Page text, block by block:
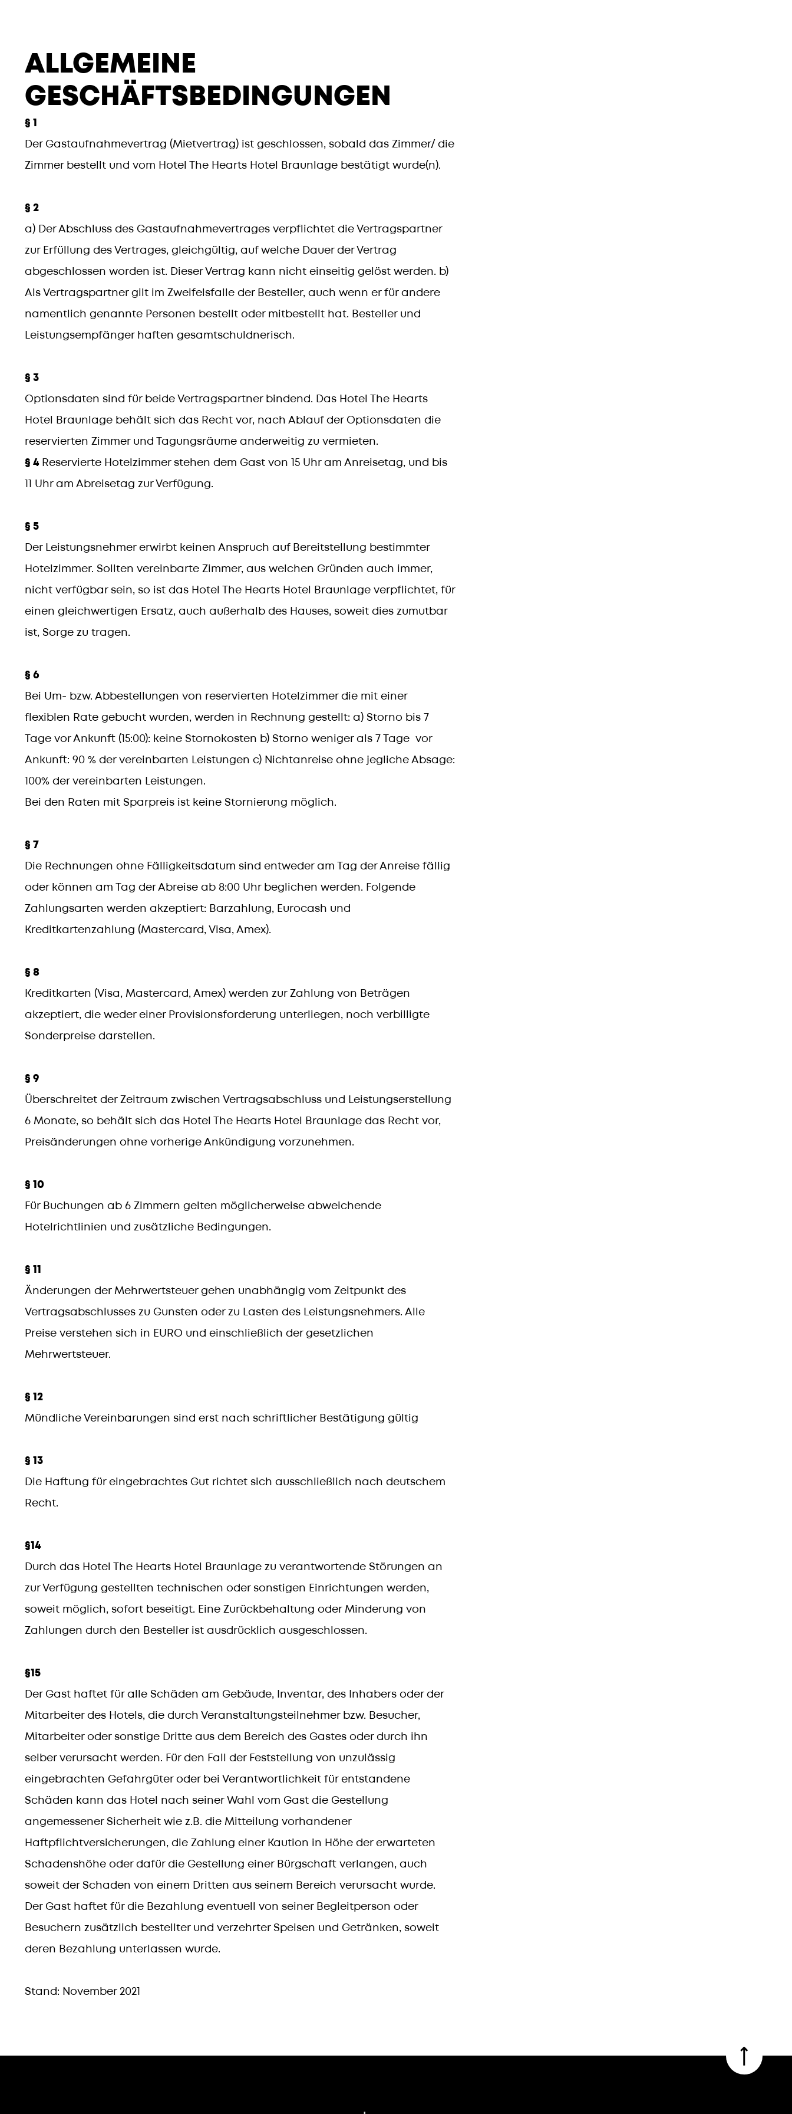
ALLGEMEINE
GESCHÄFTSBEDINGUNGEN
§ 1
Der Gastaufnahmevertrag (Mietvertrag) ist geschlossen, sobald das Zimmer/ die
Zimmer bestellt und vom Hotel The Hearts Hotel Braunlage bestätigt wurde(n).
§ 2
a) Der Abschluss des Gastaufnahmevertrages verpflichtet die Vertragspartner
zur Erfüllung des Vertrages, gleichgültig, auf welche Dauer der Vertrag
abgeschlossen worden ist. Dieser Vertrag kann nicht einseitig gelöst werden. b)
Als Vertragspartner gilt im Zweifelsfalle der Besteller, auch wenn er für andere
namentlich genannte Personen bestellt oder mitbestellt hat. Besteller und
Leistungsempfänger haften gesamtschuldnerisch.
§ 3
Optionsdaten sind für beide Vertragspartner bindend. Das Hotel The Hearts
Hotel Braunlage behält sich das Recht vor, nach Ablauf der Optionsdaten die
reservierten Zimmer und Tagungsräume anderweitig zu vermieten.
§ 4 Reservierte Hotelzimmer stehen dem Gast von 15 Uhr am Anreisetag, und bis
11 Uhr am Abreisetag zur Verfügung.
§ 5
Der Leistungsnehmer erwirbt keinen Anspruch auf Bereitstellung bestimmter
Hotelzimmer. Sollten vereinbarte Zimmer, aus welchen Gründen auch immer,
nicht verfügbar sein, so ist das Hotel The Hearts Hotel Braunlage verpflichtet, für
einen gleichwertigen Ersatz, auch außerhalb des Hauses, soweit dies zumutbar
ist, Sorge zu tragen.
§ 6
Bei Um- bzw. Abbestellungen von reservierten Hotelzimmer die mit einer
flexiblen Rate gebucht wurden, werden in Rechnung gestellt: a) Storno bis 7
Tage vor Ankunft (15:00): keine Stornokosten b) Storno weniger als 7 Tage vor
Ankunft: 90 % der vereinbarten Leistungen c) Nichtanreise ohne jegliche Absage:
100% der vereinbarten Leistungen.
Bei den Raten mit Sparpreis ist keine Stornierung möglich.
§ 7
Die Rechnungen ohne Fälligkeitsdatum sind entweder am Tag der Anreise fällig
oder können am Tag der Abreise ab 8:00 Uhr beglichen werden. Folgende
Zahlungsarten werden akzeptiert: Barzahlung, Eurocash und
Kreditkartenzahlung (Mastercard, Visa, Amex).
§ 8
Kreditkarten (Visa, Mastercard, Amex) werden zur Zahlung von Beträgen
akzeptiert, die weder einer Provisionsforderung unterliegen, noch verbilligte
Sonderpreise darstellen.
§ 9
Überschreitet der Zeitraum zwischen Vertragsabschluss und Leistungserstellung
6 Monate, so behält sich das Hotel The Hearts Hotel Braunlage das Recht vor,
Preisänderungen ohne vorherige Ankündigung vorzunehmen.
§ 10
Für Buchungen ab 6 Zimmern gelten möglicherweise abweichende
Hotelrichtlinien und zusätzliche Bedingungen.
§ 11
Änderungen der Mehrwertsteuer gehen unabhängig vom Zeitpunkt des
Vertragsabschlusses zu Gunsten oder zu Lasten des Leistungsnehmers. Alle
Preise verstehen sich in EURO und einschließlich der gesetzlichen
Mehrwertsteuer.
§ 12
Mündliche Vereinbarungen sind erst nach schriftlicher Bestätigung gültig
§ 13
Die Haftung für eingebrachtes Gut richtet sich ausschließlich nach deutschem
Recht.
§14
Durch das Hotel The Hearts Hotel Braunlage zu verantwortende Störungen an
zur Verfügung gestellten technischen oder sonstigen Einrichtungen werden,
soweit möglich, sofort beseitigt. Eine Zurückbehaltung oder Minderung von
Zahlungen durch den Besteller ist ausdrücklich ausgeschlossen.
§15
Der Gast haftet für alle Schäden am Gebäude, Inventar, des Inhabers oder der
Mitarbeiter des Hotels, die durch Veranstaltungsteilnehmer bzw. Besucher,
Mitarbeiter oder sonstige Dritte aus dem Bereich des Gastes oder durch ihn
selber verursacht werden. Für den Fall der Feststellung von unzulässig
eingebrachten Gefahrgüter oder bei Verantwortlichkeit für entstandene
Schäden kann das Hotel nach seiner Wahl vom Gast die Gestellung
angemessener Sicherheit wie z.B. die Mitteilung vorhandener
Haftpflichtversicherungen, die Zahlung einer Kaution in Höhe der erwarteten
Schadenshöhe oder dafür die Gestellung einer Bürgschaft verlangen, auch
soweit der Schaden von einem Dritten aus seinem Bereich verursacht wurde.
Der Gast haftet für die Bezahlung eventuell von seiner Begleitperson oder
Besuchern zusätzlich bestellter und verzehrter Speisen und Getränken, soweit
deren Bezahlung unterlassen wurde.
Stand: November 2021